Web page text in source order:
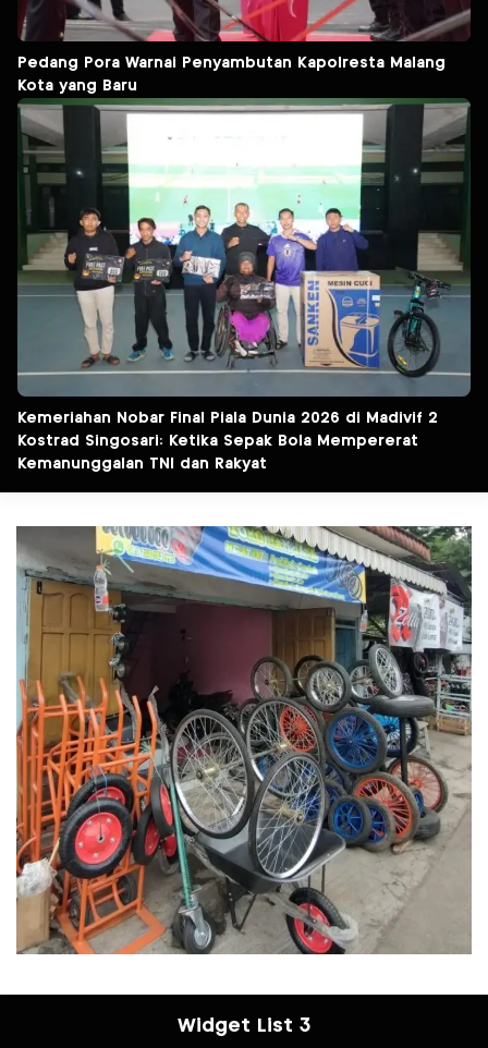
Pedang Pora Warnai Penyambutan Kapolresta Malang
Kota yang Baru
Kemeriahan Nobar Final Piala Dunia 2026 di Madivif 2
Kostrad Singosari: Ketika Sepak Bola Mempererat
Kemanunggalan TNI dan Rakyat
Widget List 3